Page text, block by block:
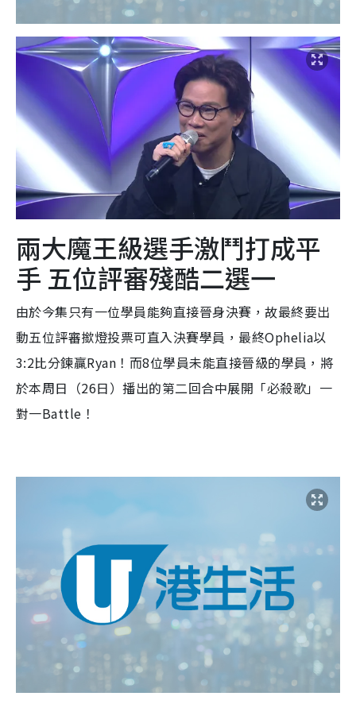
兩大魔王級選手激鬥打成平
手 五位評審殘酷二選一
由於今集只有一位學員能夠直接晉身決賽，故最終要出
動五位評審撳燈投票可直入決賽學員，最終Ophelia以
3:2比分鍊贏Ryan！而8位學員未能直接晉級的學員，將
於本周日（26日）播出的第二回合中展開「必殺歌」一
對一Battle！